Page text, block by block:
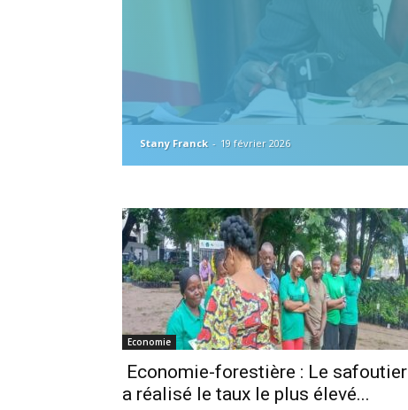
Stany Franck - 19 février 2026
Economie
Economie-forestière : Le safoutier
a réalisé le taux le plus élevé...